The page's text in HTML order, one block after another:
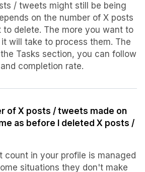
/ tweets might still be being
on the number of X posts
delete. The more you want to
will take to process them. The
Tasks section, you can follow
completion rate.
of X posts / tweets made on
as before I deleted X posts /
count in your profile is managed
situations they don't make